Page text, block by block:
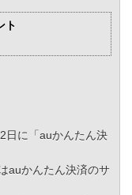
ト
日に「auかんたん決
auかんたん決済のサ